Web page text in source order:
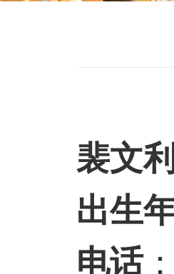
裴文
出生
电话：